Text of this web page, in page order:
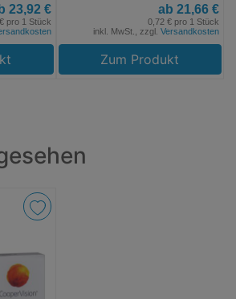
23,92 €
pro 1 Stück
ab 21,66 €
0,72 € pro 1 Stück
inkl. MwSt., zzgl. Versandkosten
Zum Produkt